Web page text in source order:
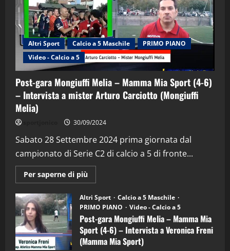
Altri Sport Calcio a 5 Maschile
PRIMO PIANO
Video - Calcio a 5
Post-gara Mongiuffi Melia – Mamma Mia Sport (4-6)
– Intervista a mister Arturo Carciotto (Mongiuffi
Melia)
30/09/2024
Sabato 28 Settembre 2024 prima giornata dal
campionato di Serie C2 di calcio a 5 di fronte...
Per saperne di più
informazioni
Post-
gara
Mongiuffi
Melia
–
Mamma
Mia
Sport
Altri Sport
Calcio a 5 Maschile
PRIMO PIANO
Video - Calcio a 5
Post-gara Mongiuffi Melia – Mamma Mia
Sport (4-6) – Intervista a Veronica Freni
(Mamma Mia Sport)
2
“SportEmpire” in Podcast: 29^ Puntata
(Martedi 28 Aprile 2026)
28/04/2026
3
"SportEmpire" in Podcast
“SportEmpire” in Podcast: 28^ Puntata
(Martedi 21 Aprile 2026)
21/04/2026